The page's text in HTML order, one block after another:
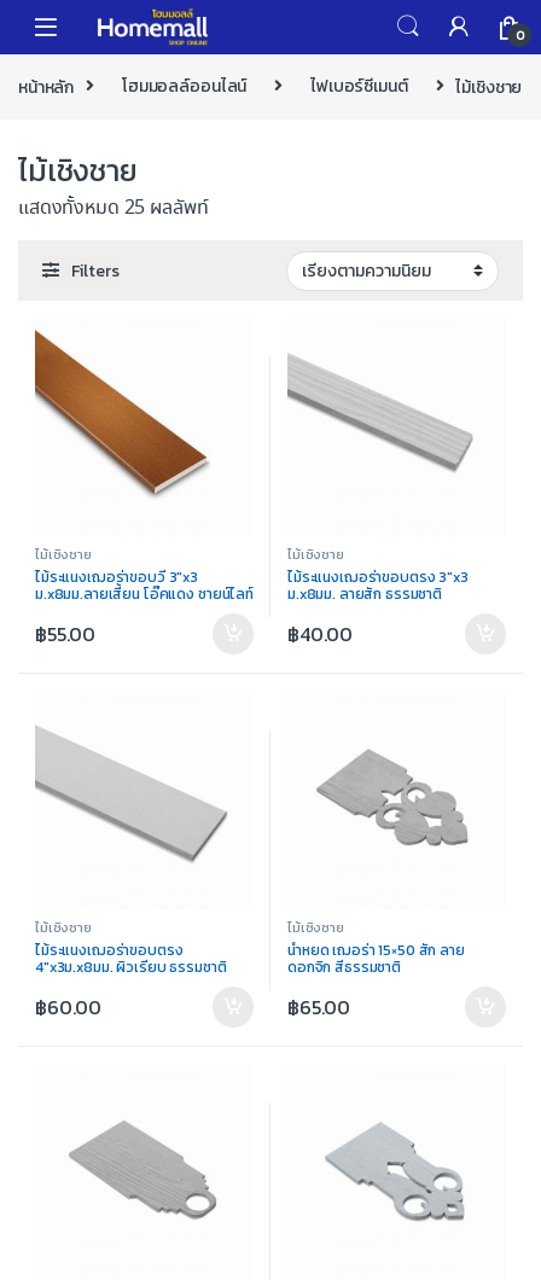
Skip to navigation
Skip to content
0
หน้าหลัก โฮมมอลล์ออนไลน์ ไฟเบอร์ซีเมนต์ ไม้เชิงชาย
ไม้เชิงชาย
แสดงทั้งหมด 25 ผลลัพท์
Filters
ไม้เชิงชาย
ไม้ระแนงเฌอร่าขอบวี 3″x3
ม.x8มม.ลายเสี้ยน โอ๊คแดง ชายน์ไลท์
฿55.00
ไม้เชิงชาย
ไม้ระแนงเฌอร่าขอบตรง 3″x3
ม.x8มม. ลายสัก ธรรมชาติ
฿40.00
ไม้เชิงชาย
ไม้ระแนงเฌอร่าขอบตรง
4″x3ม.x8มม. ผิวเรียบ ธรรมชาติ
฿60.00
ไม้เชิงชาย
น้ำหยด เฌอร่า 15×50 สัก ลาย
ดอกจิก สีธรรมชาติ
฿65.00